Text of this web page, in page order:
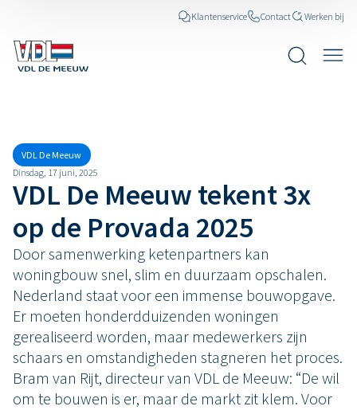
Klantenservice Contact Werken bij
VDL De Meeuw
Dinsdag, 17 juni, 2025
VDL De Meeuw tekent 3x
op de Provada 2025
Door samenwerking ketenpartners kan
woningbouw snel, slim en duurzaam opschalen.
Nederland staat voor een immense bouwopgave.
Er moeten honderdduizenden woningen
gerealiseerd worden, maar medewerkers zijn
schaars en omstandigheden stagneren het proces.
Bram van Rijt, directeur van VDL de Meeuw: “De wil
om te bouwen is er, maar de markt zit klem. Voor